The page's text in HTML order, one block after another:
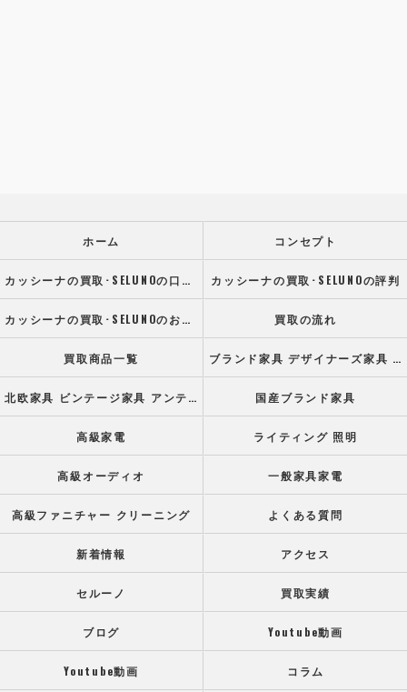
ホーム コンセプト
カッシーナの買取･SELUNOの口コミ情報 カッシーナの買取･SELUNOの評判
カッシーナの買取･SELUNOのお客様の声 買取の流れ
買取商品一覧 ブランド家具 デザイナーズ家具 高級オフィス家具
北欧家具 ビンテージ家具 アンティーク家具 国産ブランド家具
高級家電 ライティング 照明
高級オーディオ 一般家具家電
高級ファニチャー クリーニング よくある質問
新着情報 アクセス
セルーノ 買取実績
ブログ Youtube動画
Youtube動画 コラム